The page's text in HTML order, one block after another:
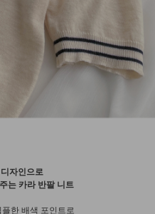
자인으로
는 카라 반팔 니트
한 배색 포인트로